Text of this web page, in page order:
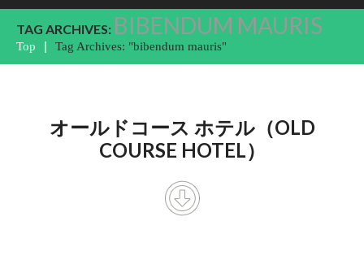
TAG ARCHIVES: BIBENDUM MAURIS
Top Tag Archives: "bibendum mauris"
オールドコース ホテル（OLD
COURSE HOTEL）